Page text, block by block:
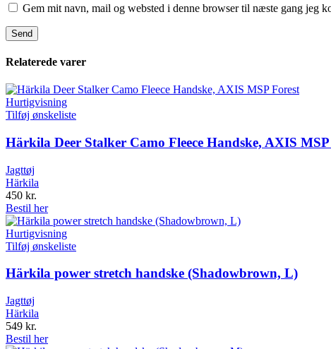
Gem mit navn, mail og websted i denne browser til næste gang jeg
Relaterede varer
Hurtigvisning
Tilføj ønskeliste
Härkila Deer Stalker Camo Fleece Handske, AXIS
Jagttøj
Härkila
450 kr.
Bestil her
Hurtigvisning
Tilføj ønskeliste
Härkila power stretch handske (Shadowbrown, L)
Jagttøj
Härkila
549 kr.
Bestil her